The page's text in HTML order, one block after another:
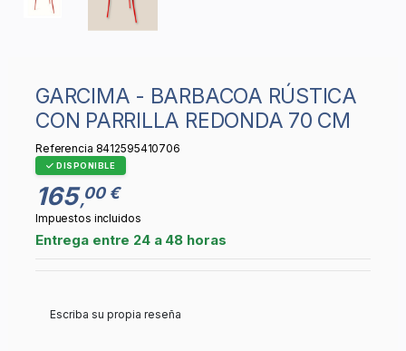
GARCIMA - BARBACOA RÚSTICA
CON PARRILLA REDONDA 70 CM
Referencia 8412595410706
DISPONIBLE
165 ,00 €
Impuestos incluidos
Entrega entre 24 a 48 horas
Escriba su propia reseña